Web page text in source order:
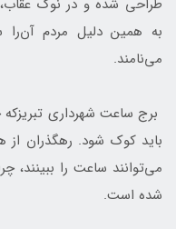
طراحی شده و در نوک
به همین دلیل مردم آن‌را
می‌نامند.
باید کوک شود. رهگذران
می‌توانند ساعت را
شده است.